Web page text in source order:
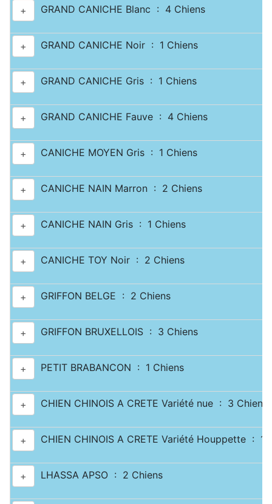
+ GRAND CANICHE Blanc : 4 Chiens
+ GRAND CANICHE Noir : 1 Chiens
+ GRAND CANICHE Gris : 1 Chiens
+ GRAND CANICHE Fauve : 4 Chiens
+ CANICHE MOYEN Gris : 1 Chiens
+ CANICHE NAIN Marron : 2 Chiens
+ CANICHE NAIN Gris : 1 Chiens
+ CANICHE TOY Noir : 2 Chiens
+ GRIFFON BELGE : 2 Chiens
+ GRIFFON BRUXELLOIS : 3 Chiens
+ PETIT BRABANCON : 1 Chiens
+ CHIEN CHINOIS A CRETE Variété nue : 3 Chiens
+ CHIEN CHINOIS A CRETE Variété Houppette : 1
+ LHASSA APSO : 2 Chiens